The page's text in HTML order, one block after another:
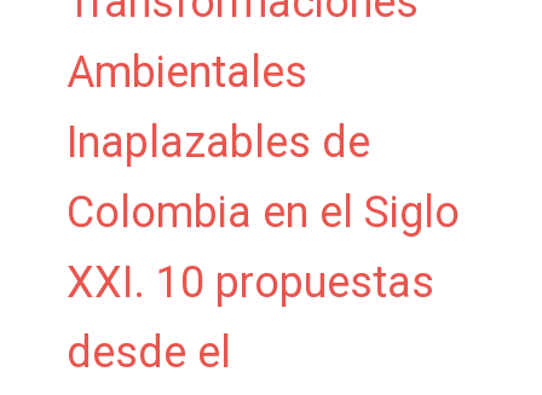
Ambientales
Inaplazables de
Colombia en el Siglo
XXI. 10 propuestas
desde el